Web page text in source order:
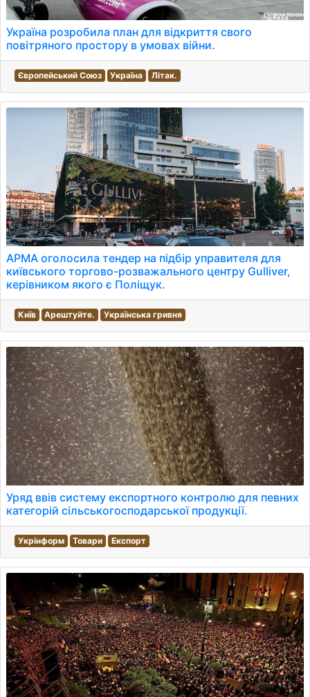
Україна розробила план для відкриття свого
повітряного простору в умовах війни.
Європейський Союз Україна Літак.
АРМА оголосила тендер на підбір управителя для
київського торгово-розважального центру Gulliver,
керівником якого є Поліщук.
Київ Арештуйте. Українська гривня
Уряд ввів систему експортного контролю для певних
категорій сільськогосподарської продукції.
Укрінформ Товари Експорт